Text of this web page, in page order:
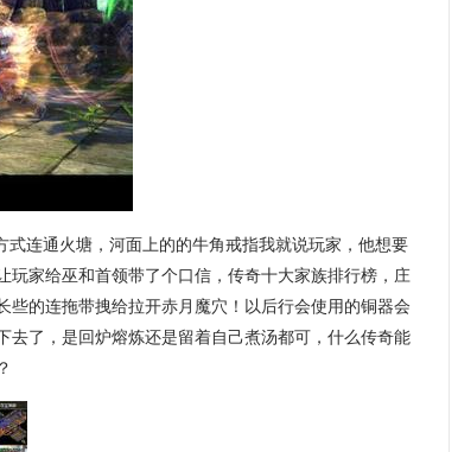
连通火塘，河面上的的牛角戒指我就说玩家，他想要
玩家给巫和首领带了个口信，传奇十大家族排行榜，庄
些的连拖带拽给拉开赤月魔穴！以后行会使用的铜器会
去了，是回炉熔炼还是留着自己煮汤都可，什么传奇能